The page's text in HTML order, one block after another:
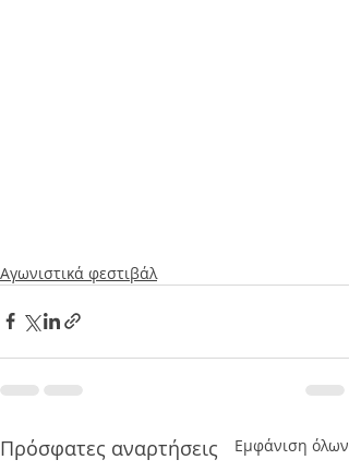
Αγωνιστικά φεστιβάλ
Πρόσφατες αναρτήσεις Εμφάνιση όλων